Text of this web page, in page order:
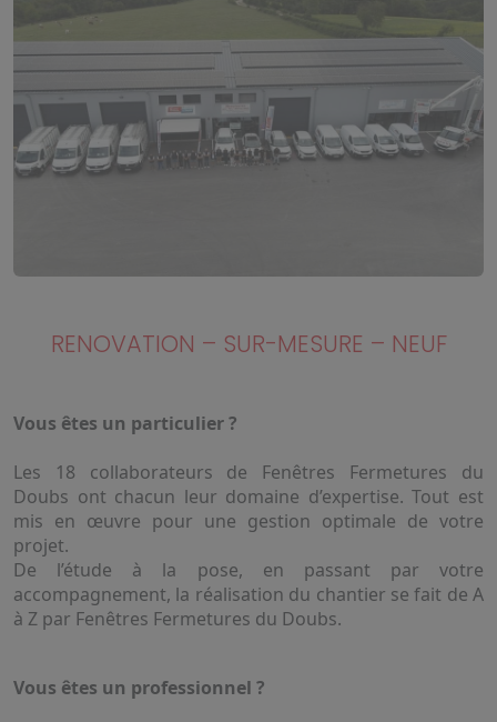
RENOVATION – SUR-MESURE – NEUF
Vous êtes un particulier ?
Les 18 collaborateurs de Fenêtres Fermetures du
Doubs ont chacun leur domaine d’expertise. Tout est
mis en œuvre pour une gestion optimale de votre
projet.
De l’étude à la pose, en passant par votre
accompagnement, la réalisation du chantier se fait de A
à Z par Fenêtres Fermetures du Doubs.
Vous êtes un professionnel ?